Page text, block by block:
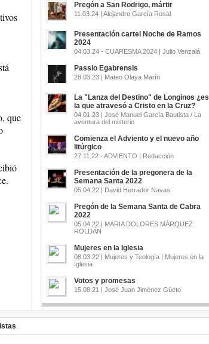
que
Pregón a San Rodrigo, mártir
11.03.24 | Alejandro García Rosal
Presentación cartel Noche de Ramos
2024
04.03.24 - CUARESMA 2024 | Julio Venzalá
Passio Egabrensis
28.03.23 | Mateo Olaya Marín
La "Lanza del Destino" de Longinos ¿es
la que atravesó a Cristo en la Cruz?
04.01.23 | José Manuel García Bautista / La
aventura del misterio
Comienza el Adviento y el nuevo año
litúrgico
27.11.22 - ADVIENTO | Redacción
Presentación de la pregonera de la
Semana Santa 2022
05.04.22 | David Herrador Navas
Pregón de la Semana Santa de Cabra
2022
05.04.22 | MARIA DOLORES MÁRQUEZ
ROLDÁN
Mujeres en la Iglesia
08.03.22 | Mujeres y Teología | Mujeres en la
Iglesia
Votos y promesas
15.08.21 | José Juan Jiménez Güeto